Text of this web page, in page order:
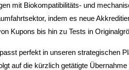
mit Biokompatibilitäts- und
indem es neue
Kupons bis hin zu Tests in
perfekt in unseren strategischen
auf die kürzlich getätigte